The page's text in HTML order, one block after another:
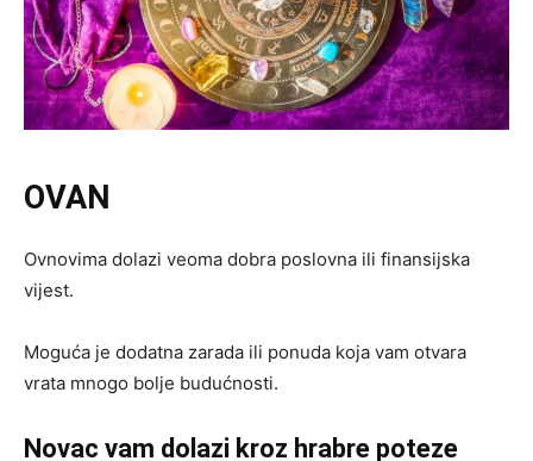
OVAN
Ovnovima dolazi veoma dobra poslovna ili finansijska
vijest.
Moguća je dodatna zarada ili ponuda koja vam otvara
vrata mnogo bolje budućnosti.
Novac vam dolazi kroz hrabre poteze